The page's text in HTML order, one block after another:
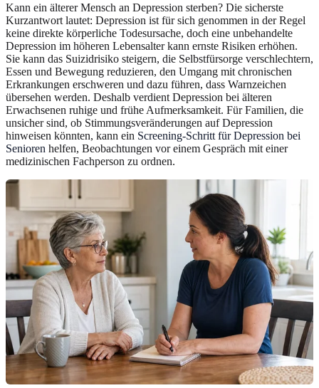
Kann ein älterer Mensch an Depression sterben? Die sicherste
Kurzantwort lautet: Depression ist für sich genommen in der Regel
keine direkte körperliche Todesursache, doch eine unbehandelte
Depression im höheren Lebensalter kann ernste Risiken erhöhen.
Sie kann das Suizidrisiko steigern, die Selbstfürsorge verschlechtern,
Essen und Bewegung reduzieren, den Umgang mit chronischen
Erkrankungen erschweren und dazu führen, dass Warnzeichen
übersehen werden. Deshalb verdient Depression bei älteren
Erwachsenen ruhige und frühe Aufmerksamkeit. Für Familien, die
unsicher sind, ob Stimmungsveränderungen auf Depression
hinweisen könnten, kann ein Screening-Schritt für Depression bei
Senioren helfen, Beobachtungen vor einem Gespräch mit einer
medizinischen Fachperson zu ordnen.